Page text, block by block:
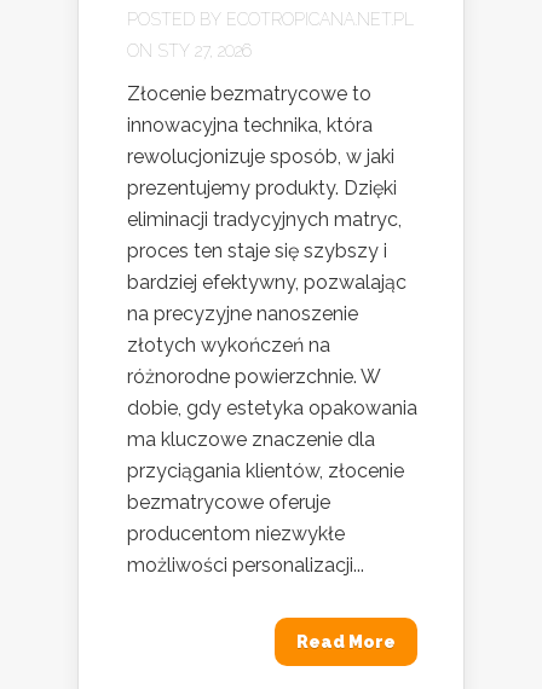
POSTED BY ECOTROPICANA.NET.PL
ON STY 27, 2026
Złocenie bezmatrycowe to
innowacyjna technika, która
rewolucjonizuje sposób, w jaki
prezentujemy produkty. Dzięki
eliminacji tradycyjnych matryc,
proces ten staje się szybszy i
bardziej efektywny, pozwalając
na precyzyjne nanoszenie
złotych wykończeń na
różnorodne powierzchnie. W
dobie, gdy estetyka opakowania
ma kluczowe znaczenie dla
przyciągania klientów, złocenie
bezmatrycowe oferuje
producentom niezwykłe
możliwości personalizacji...
Read More